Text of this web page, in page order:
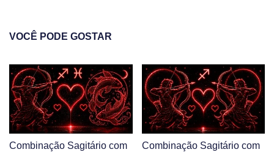
VOCÊ PODE GOSTAR
Combinação Sagitário com
Combinação Sagitário com